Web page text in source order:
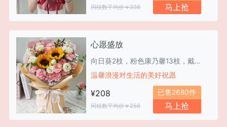
同枝数平均价￥338 马上抢
心愿盛放
向日葵2枝，粉色康乃馨13枝，戴安娜粉玫瑰2枝，紫罗兰，桔梗
温馨浪漫对生活的美好祝愿
¥208
同枝数平均价￥256
已售2680件
马上抢